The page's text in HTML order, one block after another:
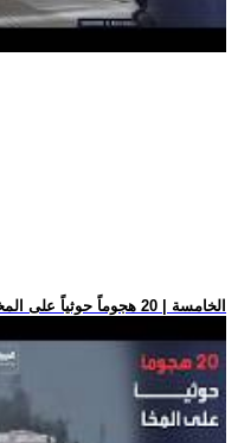
.. الخامسة | 20 هجوماً حوثياً على المخا.. والعليمي: استهداف الم